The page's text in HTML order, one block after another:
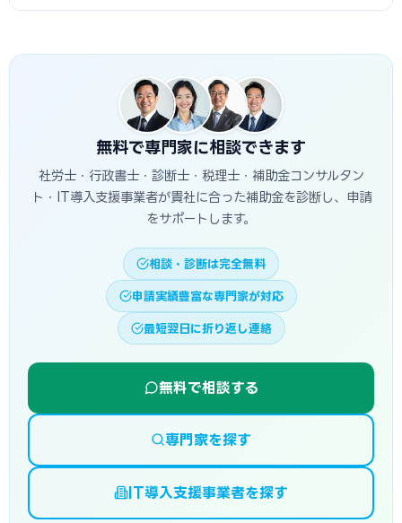
す。当サイトでは大垣市に対応した専門家を無料でご紹介して
無料で専門家に相談できます
社労士・行政書士・診断士・税理士・補助金コンサルタン
ト・IT導入支援事業者が貴社に合った補助金を診断し、申請
をサポートします。
相談・診断は完全無料
申請実績豊富な専門家が対応
最短翌日に折り返し連絡
無料で相談する
専門家を探す
IT導入支援事業者を探す